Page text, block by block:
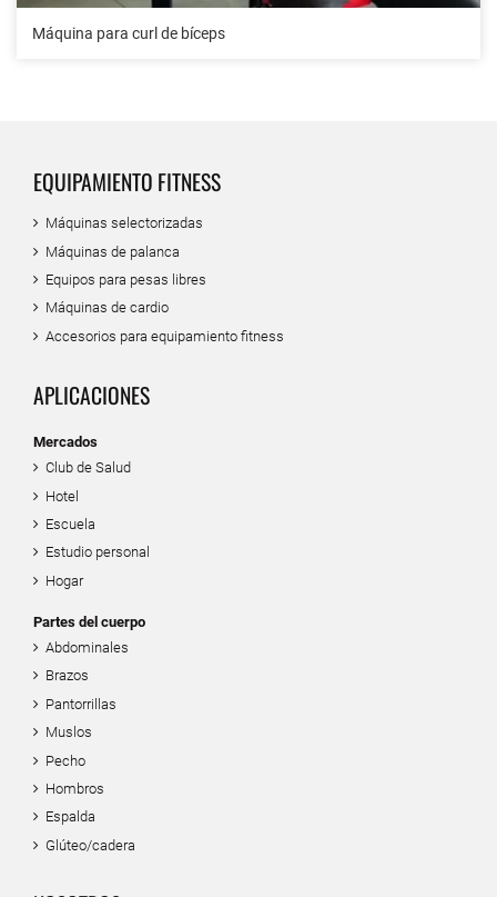
Máquina para curl de bíceps
EQUIPAMIENTO FITNESS
Máquinas selectorizadas
Máquinas de palanca
Equipos para pesas libres
Máquinas de cardio
Accesorios para equipamiento fitness
APLICACIONES
Mercados
Club de Salud
Hotel
Escuela
Estudio personal
Hogar
Partes del cuerpo
Abdominales
Brazos
Pantorrillas
Muslos
Pecho
Hombros
Espalda
Glúteo/cadera